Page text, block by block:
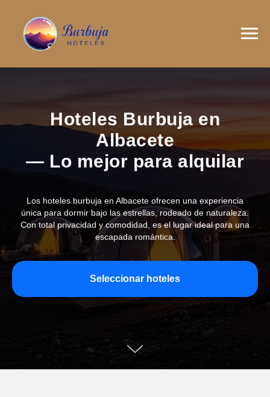
Hoteles Burbuja en
Albacete
— Lo mejor para alquilar
Los hoteles burbuja en Albacete ofrecen una experiencia
única para dormir bajo las estrellas, rodeado de naturaleza.
Con total privacidad y comodidad, es el lugar ideal para una
escapada romántica.
Seleccionar hoteles